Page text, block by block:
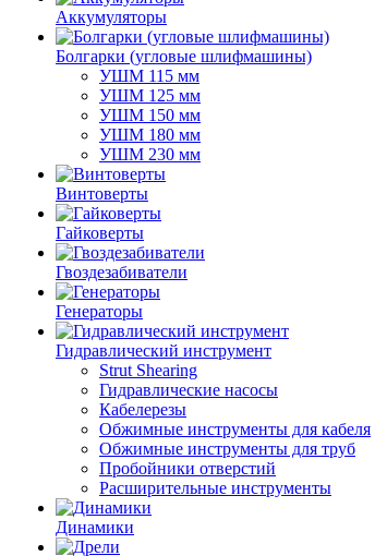
Аккумуляторы
Болгарки (угловые шлифмашины)
УШМ 115 мм
УШМ 125 мм
УШМ 150 мм
УШМ 180 мм
УШМ 230 мм
Винтоверты
Гайковерты
Гвоздезабиватели
Генераторы
Гидравлический инструмент
Strut Shearing
Гидравлические насосы
Кабелерезы
Обжимные инструменты для кабеля
Обжимные инструменты для труб
Пробойники отверстий
Расширительные инструменты
Динамики